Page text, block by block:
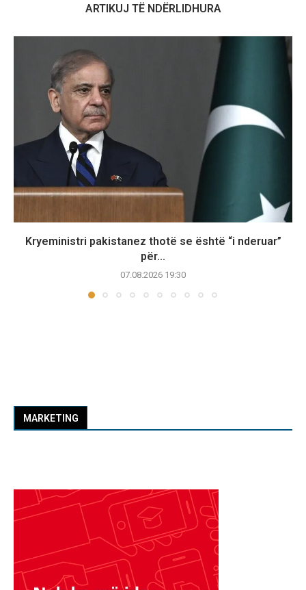
ARTIKUJ TË NDËRLIDHURA
Kryeministri pakistanez thotë se është “i nderuar”
për...
07.08.2026 19:30
MARKETING